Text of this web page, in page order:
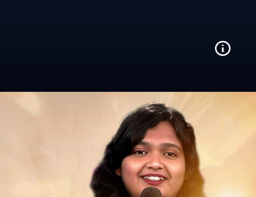
நாம் ஆராதிப்போம்🙌Share this video with